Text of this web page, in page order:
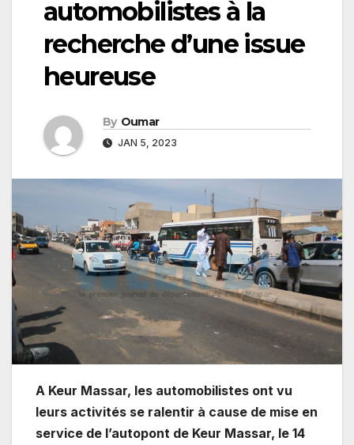
automobilistes à la
recherche d’une issue
heureuse
By Oumar
JAN 5, 2023
A Keur Massar, les automobilistes ont vu
leurs activités se ralentir à cause de mise en
service de l’autopont de Keur Massar, le 14